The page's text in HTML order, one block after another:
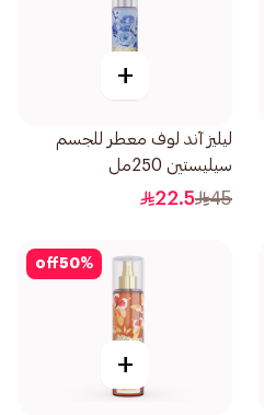
+
ليليز آند لوف معطر للجسم
سيليستين 250مل
45
22.5
50%
off
+